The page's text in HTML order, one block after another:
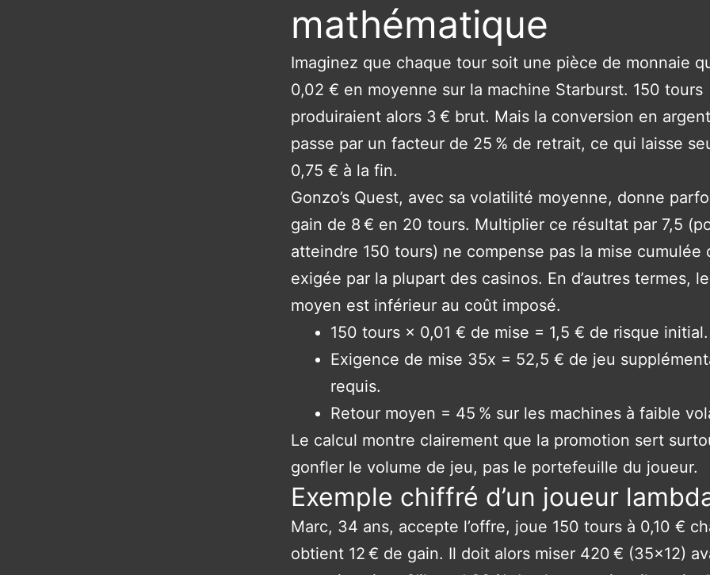
mathématique
Imaginez que chaque tour soit une pièce de monnaie
0,02 € en moyenne sur la machine Starburst. 150 tours
produiraient alors 3 € brut. Mais la conversion en
passe par un facteur de 25 % de retrait, ce qui laisse
0,75 € à la fin.
Gonzo’s Quest, avec sa volatilité moyenne, donne
gain de 8 € en 20 tours. Multiplier ce résultat par 7,5
atteindre 150 tours) ne compense pas la mise cumulée
exigée par la plupart des casinos. En d’autres termes,
moyen est inférieur au coût imposé.
150 tours × 0,01 € de mise = 1,5 € de risque initial.
Exigence de mise 35x = 52,5 € de jeu
requis.
Retour moyen = 45 % sur les machines à faible
Le calcul montre clairement que la promotion sert
gonfler le volume de jeu, pas le portefeuille du joueur.
Exemple chiffré d’un joueur
Marc, 34 ans, accepte l’offre, joue 150 tours à 0,10 €
obtient 12 € de gain. Il doit alors miser 420 € (35×12)